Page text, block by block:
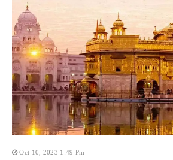
Oct 10, 2023 1:49 Pm